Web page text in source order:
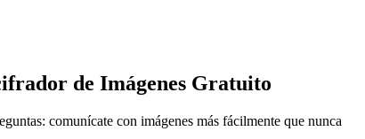
de Imágenes Gratuito
comunícate con imágenes más fácilmente que nunca